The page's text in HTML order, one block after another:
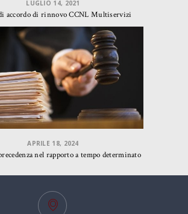
LUGLIO 14, 2021
accordo di rinnovo CCNL Multiservizi
APRILE 18, 2024
nel rapporto a tempo determinato